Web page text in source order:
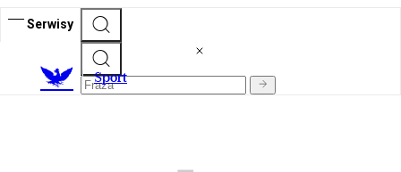
Serwisy
Sport